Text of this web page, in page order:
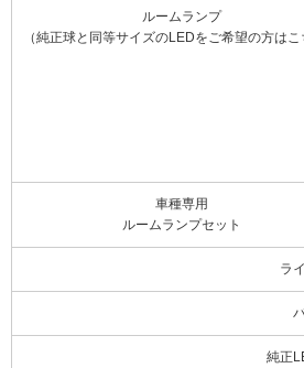
ルームランプ
（純正球と同等サイズのLEDをご希望の方はこ
車種専用
ルームランプセット
ラ
純正